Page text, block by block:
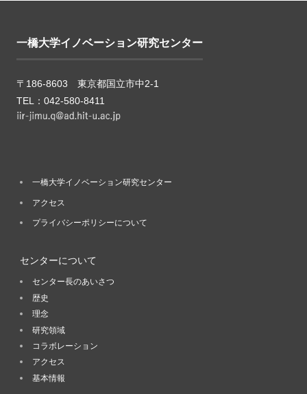
一橋大学イノベーション研究センター
〒186-8603 東京都国立市中2-1
TEL：042-580-8411
一橋大学イノベーション研究センター
アクセス
プライバシーポリシーについて
センターについて
センター長のあいさつ
歴史
理念
研究領域
コラボレーション
アクセス
基本情報